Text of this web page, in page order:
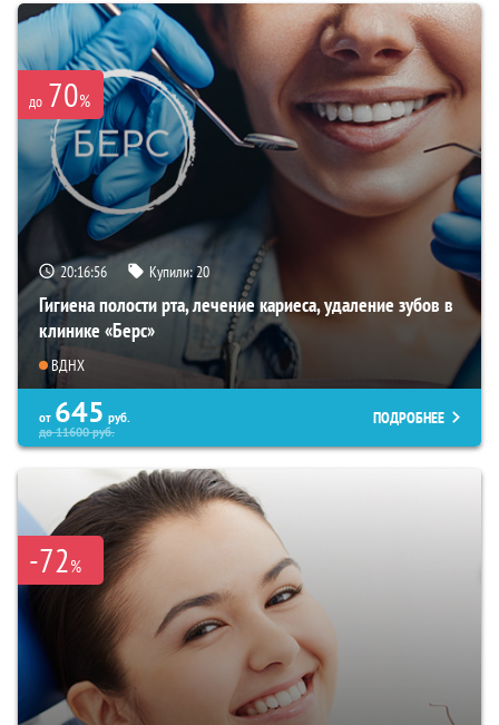
до 70%
20:16:55 Купили:20
Гигиена полости рта, лечение кариеса, удаление зубов в
клинике «Берс»
ВДНХ
от 645 руб.
до11600руб.
ПОДРОБНЕЕ
-72%